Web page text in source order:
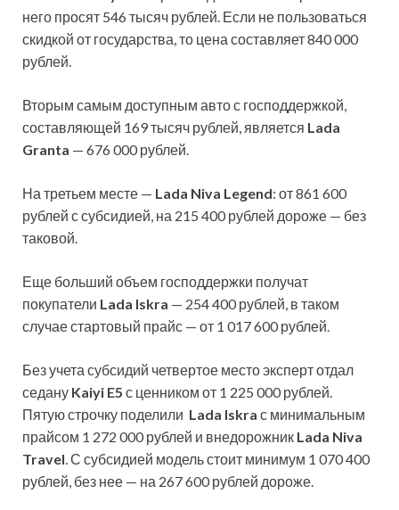
него просят 546 тысяч рублей. Если не пользоваться
скидкой от государства, то цена составляет 840 000
рублей.
Вторым самым доступным авто с господдержкой,
составляющей 169 тысяч рублей, является Lada
Granta — 676 000 рублей.
На третьем месте — Lada Niva Legend: от 861 600
рублей с субсидией, на 215 400 рублей дороже — без
таковой.
Еще больший объем господдержки получат
покупатели Lada Iskra — 254 400 рублей, в таком
случае стартовый прайс — от 1 017 600 рублей.
Без учета субсидий четвертое место эксперт отдал
седану Kaiyi E5 с ценником от 1 225 000 рублей.
Пятую строчку поделили Lada Iskra с минимальным
прайсом 1 272 000 рублей и внедорожник Lada Niva
Travel. С субсидией модель стоит минимум 1 070 400
рублей, без нее — на 267 600 рублей дороже.